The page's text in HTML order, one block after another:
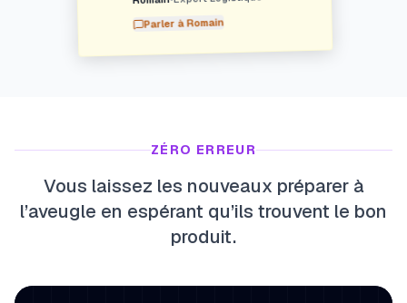
Parler àRomain
ZÉRO ERREUR
Vous laissez les nouveaux préparer à
l’aveugle en espérant qu’ils trouvent le bon
produit.